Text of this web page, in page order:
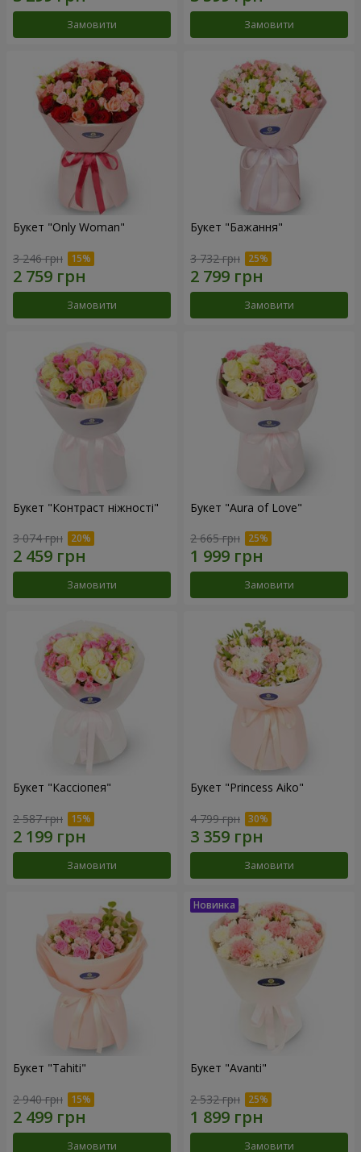
Замовити Замовити
Букет "Only Woman"
3 246 грн
Замовити
Букет "Бажання"
3 732 грн
Замовити
Букет "Контраст ніжності"
3 074 грн
Замовити
Букет "Aura of Love"
2 665 грн
Замовити
Букет "Кассіопея"
2 587 грн
Замовити
Букет "Princess Aiko"
4 799 грн
Замовити
Букет "Tahiti"
2 940 грн
Замовити
Букет "Avanti"
2 532 грн
Замовити